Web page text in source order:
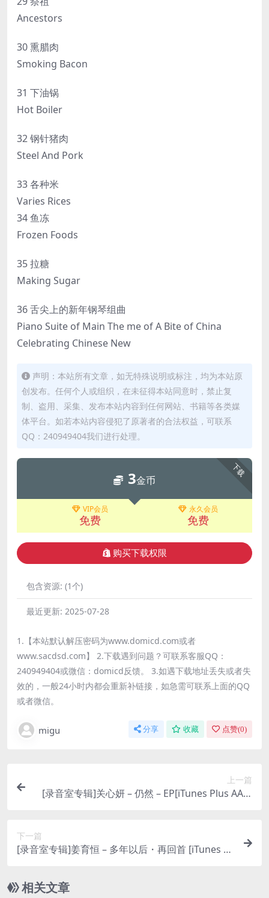
Ancestors
30 熏腊肉
Smoking Bacon
31 下油锅
Hot Boiler
32 钢针猪肉
Steel And Pork
33 各种米
Varies Rices
34 鱼冻
Frozen Foods
35 拉糖
Making Sugar
36 舌尖上的新年钢琴组曲
Piano Suite of Main The me of A Bite of China
Celebrating Chinese New
声明：本站所有文章，如无特殊说明或标注，均为本站原
创发布。任何个人或组织，在未征得本站同意时，禁止复
制、盗用、采集、发布本站内容到任何网站、书籍等各类媒
体平台。如若本站内容侵犯了原著者的合法权益，可联系
QQ：240949404我们进行处理。
下载
3金币
VIP会员
免费
永久会员
免费
购买下载权限
包含资源: (1个)
最近更新: 2025-07-28
1.【本站默认解压密码为www.domicd.com或者
www.sacdsd.com】 2.下载遇到问题？可联系客服QQ：
240949404或微信：domicd反馈。 3.如遇下载地址丢失或者失
效的，一般24小时内都会重新补链接，如急需可联系上面的QQ
或者微信。
migu 分享 收藏 点赞(0)
上一篇
[录音室专辑]关心妍 – 仍然 – EP[iTunes Plus AAC]
下一篇
[录音室专辑]姜育恒 – 多年以后・再回首 [iTunes Pl
相关文章